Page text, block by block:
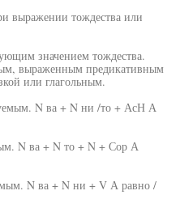
выражении тождества или
значением тождества.
выраженным предикативным
или глагольным.
N ва + N ни /то + АсН А
N ва + N то + N + Сор А
N ва + N ни + V А равно /